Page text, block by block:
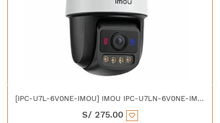
[IPC-U7L-6V0NE-IMOU] IMOU IPC-U7LN-6V0NE-IMOU TITAN PRO WIFI PT 6M AURORA FULL COLOR 30M IP66 POE
S/ 275.00